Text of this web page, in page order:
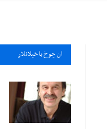
ان چوخ باخيلانلار